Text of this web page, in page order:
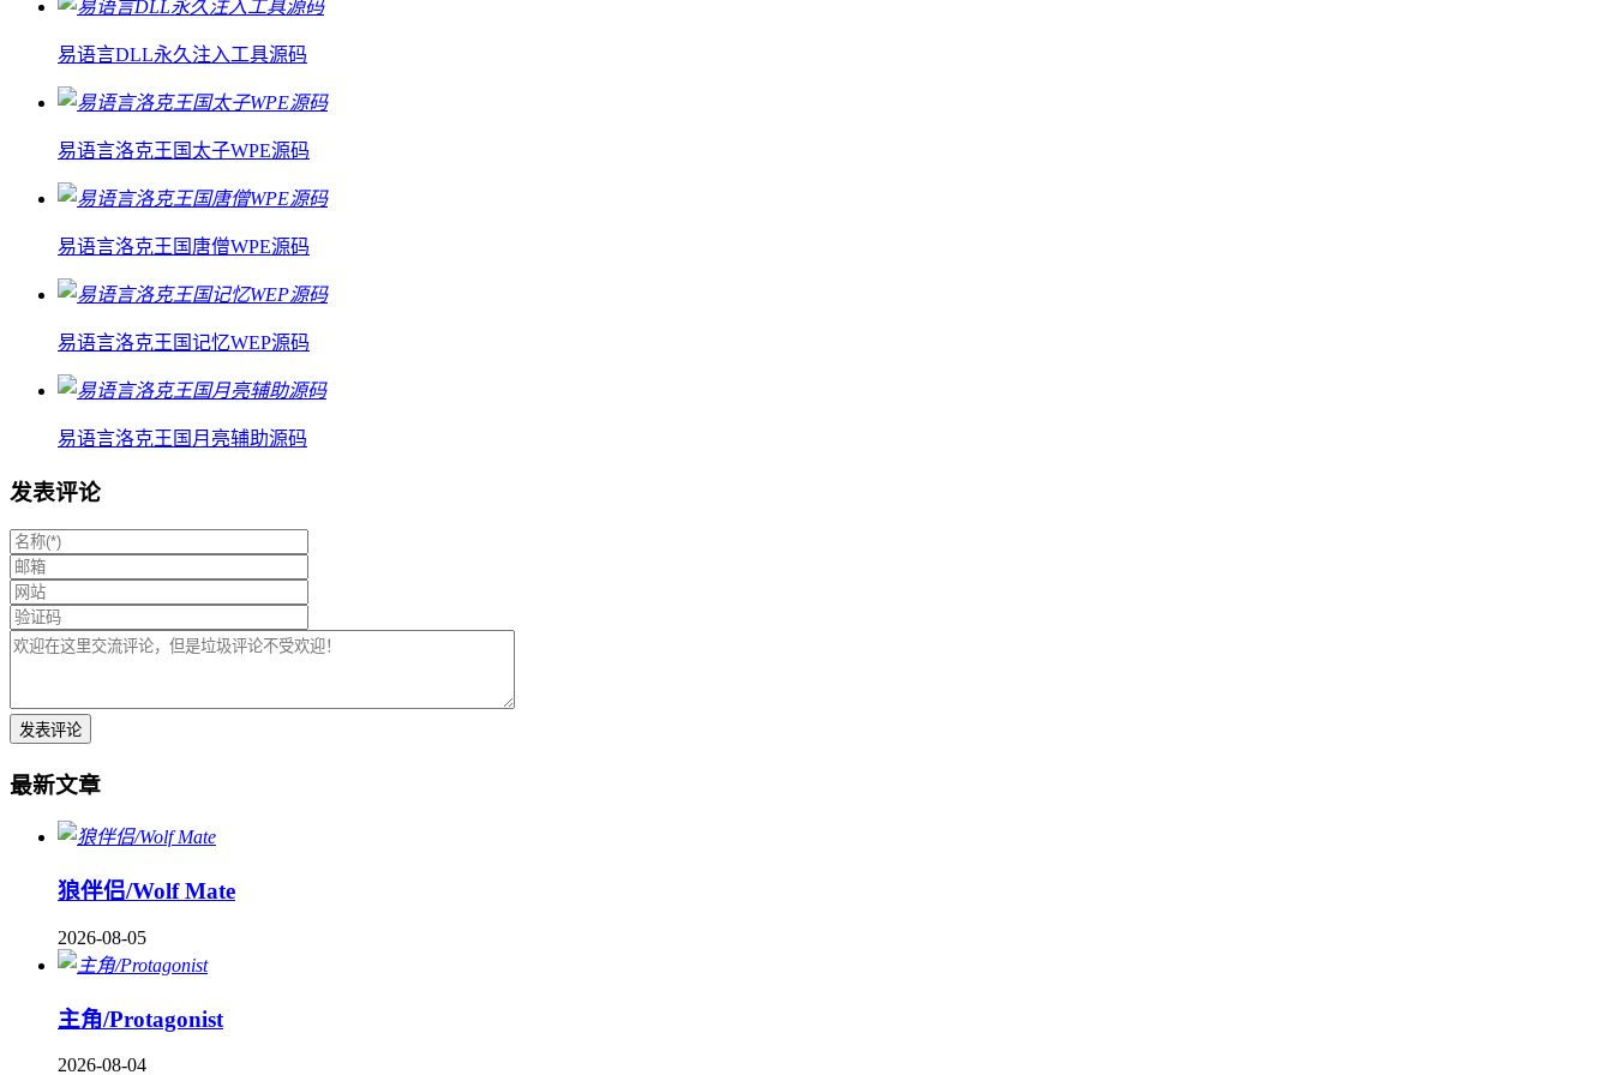
易语言DLL永久注入工具源码
易语言洛克王国太子WPE源码
易语言洛克王国唐僧WPE源码
易语言洛克王国记忆WEP源码
易语言洛克王国月亮辅助源码
发表评论
最新文章
狼伴侣/Wolf Mate
2026-08-05
主角/Protagonist
2026-08-04